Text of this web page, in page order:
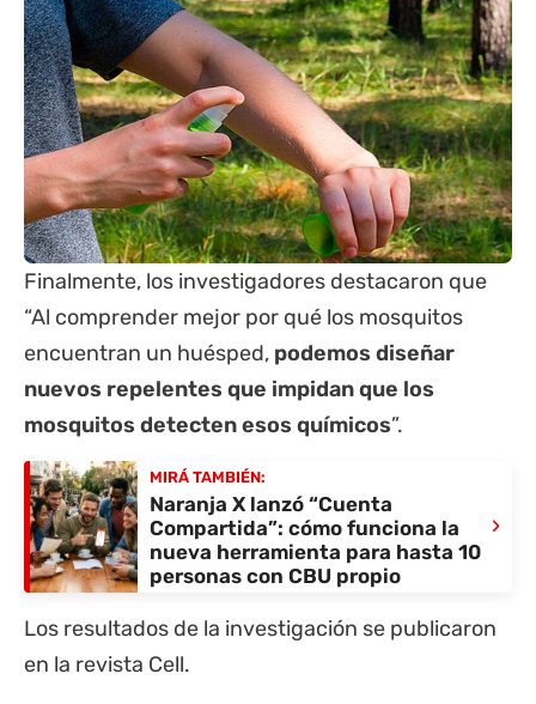
Finalmente, los investigadores destacaron que
“Al comprender mejor por qué los mosquitos
encuentran un huésped, podemos diseñar
nuevos repelentes que impidan que los
mosquitos detecten esos químicos”.
MIRÁ TAMBIÉN:
Naranja X lanzó “Cuenta
Compartida”: cómo funciona la
nueva herramienta para hasta 10
personas con CBU propio
›
Los resultados de la investigación se publicaron
en la revista Cell.